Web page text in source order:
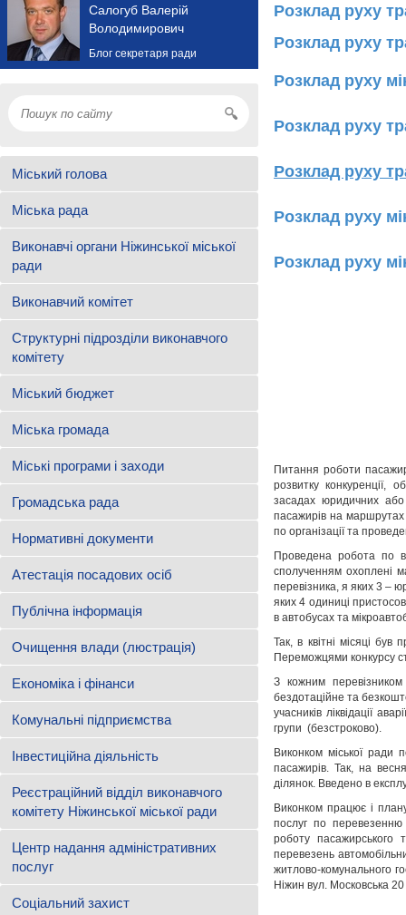
Салогуб Валерій
Володимирович
Блог секретаря ради
Міський голова
Міська рада
Виконавчі органи Ніжинської міської
ради
Виконавчий комітет
Структурні підрозділи виконавчого
комітету
Міський бюджет
Міська громада
Міські програми і заходи
Громадська рада
Нормативні документи
Атестація посадових осіб
Публічна інформація
Очищення влади (люстрація)
Економіка і фінанси
Комунальні підприємства
Інвестиційна діяльність
Реєстраційний відділ виконавчого
комітету Ніжинської міської ради
Центр надання адміністративних
послуг
Соціальний захист
Розклад руху
Розклад руху
Розклад руху
Розклад руху
Розклад руху
Розклад руху
Розклад руху
Питання роботи
розвитку конкуренції,
засадах юридичних або
пасажирів на маршрутах
по організації та
Проведена робота по
сполученням охоплені
перевізника, я яких 3 –
яких 4 одиниці
в автобусах та
Так, в квітні місяці
Переможцями конкурсу
З кожним
бездотаційне та
учасників ліквідації
групи (безстроково).
Виконком міської ради
пасажирів. Так, на
ділянок. Введено в
Виконком працює і
послуг по перевезенню
роботу пасажирського
перевезень
житлово-комунального
Ніжин вул. Московська